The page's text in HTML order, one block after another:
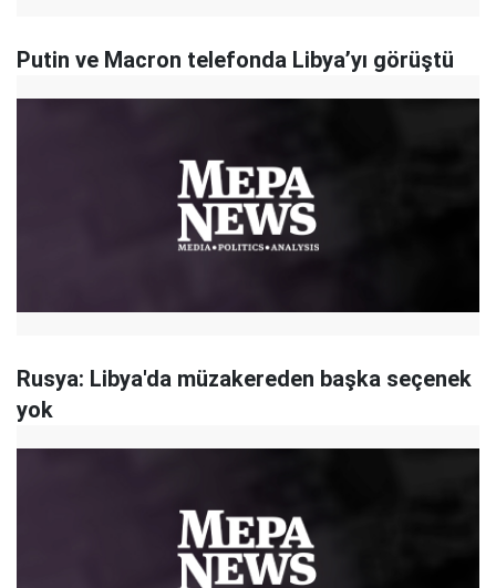
Putin ve Macron telefonda Libya’yı görüştü
Rusya: Libya'da müzakereden başka seçenek
yok